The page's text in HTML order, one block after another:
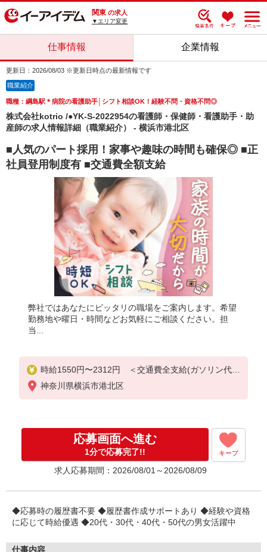
関東 の求人
▼エリア変更
仕事情報 企業情報
更新日：2026/08/03 ※更新日時点の最新情報です
職業紹介
職種：綱島駅＊病院の看護助手│シフト相談OK！経験不問・資格不問◎
株式会社kotrio /●YK-S-2022954の看護師・保健師・看護助手・助
産師の求人情報詳細（職業紹介） - 横浜市港北区
■人気のパート採用！家事や趣味の時間も確保◎ ■正
社員登用制度有 ■交通費全額支給
弊社ではあなたにピッタリの職場をご案内します。希望
勤務地や曜日・時間などお気軽にご相談ください。担
当...
時給1550円〜2312円 ＜交通費全支給(ガソリン代含
む)＞
神奈川県横浜市港北区
応募画面へ進む
1分で応募完了!! キープ
求人応募期間：2026/08/01～2026/08/09
◆応募時の履歴書不要 ◆履歴書作成サポートあり ◆経験や資格
に応じて時給優遇 ◆20代・30代・40代・50代の男女活躍中
仕事内容